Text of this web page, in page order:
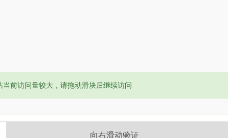
当前访问量较大，请拖动滑块后继续访问
向右滑动验证